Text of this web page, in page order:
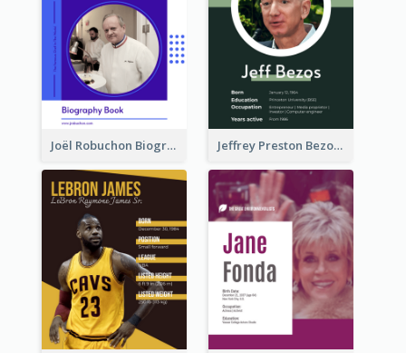
Joël Robuchon Biography Jeffrey Preston Bezos Biography